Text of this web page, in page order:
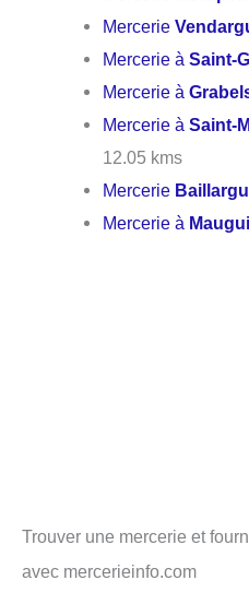
Mercerie
Mercerie àSaint-
Mercerie à
Mercerie àSaint-
12.05 kms
Mercerie
Mercerie à
Trouver une mercerie et
avec mercerieinfo.com